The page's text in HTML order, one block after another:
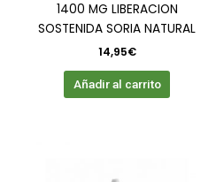
1400 MG LIBERACION
SOSTENIDA SORIA NATURAL
14,95€
Añadir al carrito